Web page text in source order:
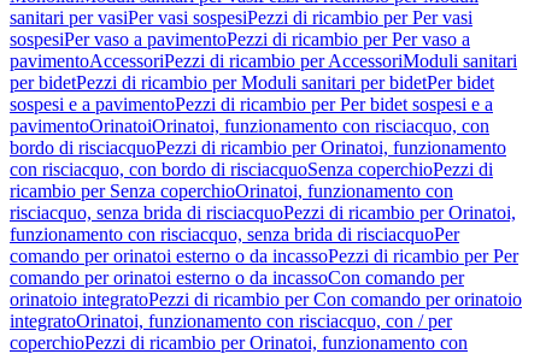
sanitari per vasiPer vasi sospesiPezzi di ricambio per Per vasi
sospesiPer vaso a pavimentoPezzi di ricambio per Per vaso a
pavimentoAccessoriPezzi di ricambio per AccessoriModuli sanitari
per bidetPezzi di ricambio per Moduli sanitari per bidetPer bidet
sospesi e a pavimentoPezzi di ricambio per Per bidet sospesi e a
pavimentoOrinatoiOrinatoi, funzionamento con risciacquo, con
bordo di risciacquoPezzi di ricambio per Orinatoi, funzionamento
con risciacquo, con bordo di risciacquoSenza coperchioPezzi di
ricambio per Senza coperchioOrinatoi, funzionamento con
risciacquo, senza brida di risciacquoPezzi di ricambio per Orinatoi,
funzionamento con risciacquo, senza brida di risciacquoPer
comando per orinatoi esterno o da incassoPezzi di ricambio per Per
comando per orinatoi esterno o da incassoCon comando per
orinatoio integratoPezzi di ricambio per Con comando per orinatoio
integratoOrinatoi, funzionamento con risciacquo, con / per
coperchioPezzi di ricambio per Orinatoi, funzionamento con